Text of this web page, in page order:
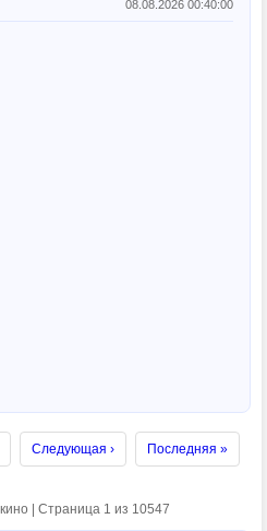
08.08.2026 00:40:00
Следующая › Последняя »
| Страница 1 из 10547